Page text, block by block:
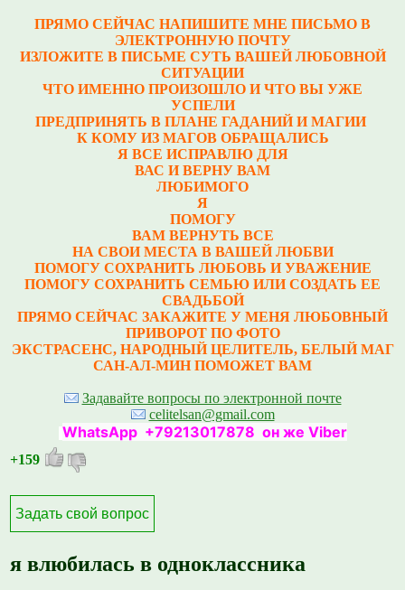
ПРЯМО СЕЙЧАС НАПИШИТЕ МНЕ ПИСЬМО В
ЭЛЕКТРОННУЮ ПОЧТУ
ИЗЛОЖИТЕ В ПИСЬМЕ СУТЬ ВАШЕЙ ЛЮБОВНОЙ
СИТУАЦИИ
ЧТО ИМЕННО ПРОИЗОШЛО И ЧТО ВЫ УЖЕ
УСПЕЛИ
ПРЕДПРИНЯТЬ В ПЛАНЕ ГАДАНИЙ И МАГИИ
К КОМУ ИЗ МАГОВ ОБРАЩАЛИСЬ
Я ВСЕ ИСПРАВЛЮ ДЛЯ
ВАС И ВЕРНУ ВАМ
ЛЮБИМОГО
Я
ПОМОГУ
ВАМ ВЕРНУТЬ ВСЕ
НА СВОИ МЕСТА В ВАШЕЙ ЛЮБВИ
ПОМОГУ СОХРАНИТЬ ЛЮБОВЬ И УВАЖЕНИЕ
ПОМОГУ СОХРАНИТЬ СЕМЬЮ ИЛИ СОЗДАТЬ ЕЕ
СВАДЬБОЙ
ПРЯМО СЕЙЧАС ЗАКАЖИТЕ У МЕНЯ ЛЮБОВНЫЙ
ПРИВОРОТ ПО ФОТО
ЭКСТРАСЕНС, НАРОДНЫЙ ЦЕЛИТЕЛЬ, БЕЛЫЙ МАГ
САН-АЛ-МИН ПОМОЖЕТ ВАМ
Задавайте вопросы по электронной почте
celitelsan@gmail.com
WhatsApp +79213017878 он же Viber
+159
Задать свой вопрос
я влюбилась в одноклассника